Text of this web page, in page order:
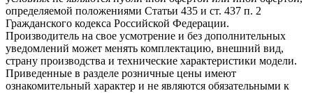
определяемой положениями Статьи 435 и ст. 437 п. 2
Гражданского кодекса Российской Федерации.
Производитель на свое усмотрение и без дополнительных
уведомлений может менять комплектацию, внешний вид,
страну производства и технические характеристики модели.
Приведенные в разделе розничные цены имеют
ознакомительный характер и не являются обязательными к